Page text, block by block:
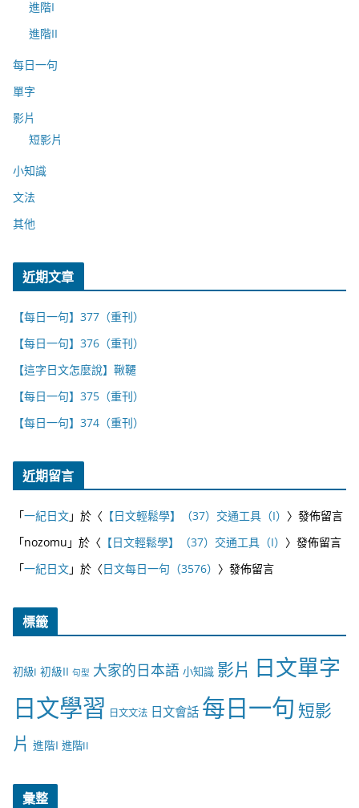
進階I
進階II
每日一句
單字
影片
短影片
小知識
文法
其他
近期文章
【每日一句】377（重刊）
【每日一句】376（重刊）
【這字日文怎麼說】鞦韆
【每日一句】375（重刊）
【每日一句】374（重刊）
近期留言
「一紀日文」於〈 【日文輕鬆學】（37）交通工具（I） 〉發佈留言
「nozomu 」於〈 【日文輕鬆學】（37）交通工具（I） 〉發佈留言
「一紀日文」於〈日文每日一句（3576） 〉發佈留言
標籤
初級I 初級II 句型 大家的日本語 小知識 影片 日文單字
日文學習 日文文法 日文會話 每日一句 短影
片 進階I 進階II
彙整